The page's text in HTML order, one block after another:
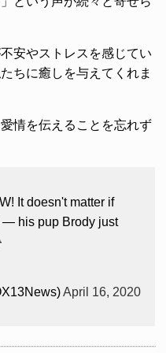
安やストレスを感じてい
ちに癒しを与えてくれま
情を伝えることを忘れず
It doesn't matter if
— his pup Brody just
April 16, 2020